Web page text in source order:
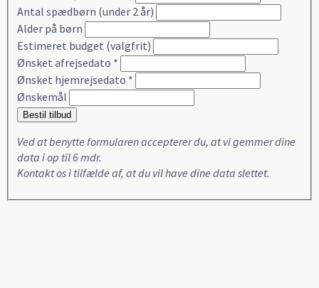
Antal spædbørn (under 2 år)
Alder på børn
Estimeret budget (valgfrit)
Ønsket afrejsedato *
Ønsket hjemrejsedato *
Ønskemål
Bestil tilbud
Ved at benytte formularen accepterer du, at vi gemmer dine
data i op til 6 mdr.
Kontakt os i tilfælde af, at du vil have dine data slettet.